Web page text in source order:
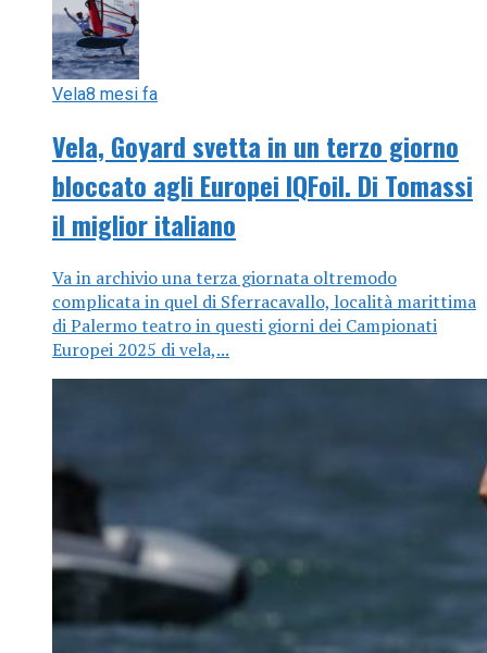
Vela8 mesi fa
Vela, Goyard svetta in un terzo giorno
bloccato agli Europei IQFoil. Di Tomassi
il miglior italiano
Va in archivio una terza giornata oltremodo
complicata in quel di Sferracavallo, località marittima
di Palermo teatro in questi giorni dei Campionati
Europei 2025 di vela,...